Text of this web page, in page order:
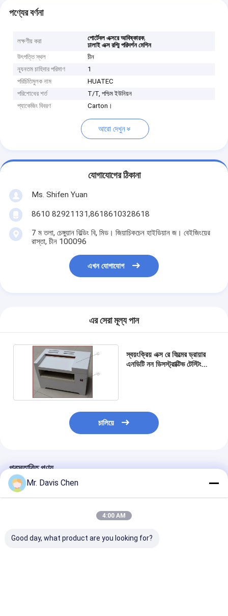
পণ্যের বর্ণনা
লক্ষণীয় করা পোর্টেবল এক্সরে আবিষ্কারক,
ঢালাই এক্স রশ্মি পরিদর্শন মেশিন
উৎপত্তি স্থল
চীন
ন্যূনতম চাহিদার পরিমাণ
1
পরিচিতিমুলক নাম
HUATEC
পরিশোধের শর্ত
T/T, পশ্চিম ইউনিয়ন
প্যাকেজিং বিবরণ
Carton।
আরো দেখুন
যোগাযোগের ঠিকানা
Ms. Shifen Yuan
8610 82921131,8618610328618
7 ম তলা, চেঙ্গুয়ান বিল্ডিং বি, মিড। জিয়াচিকচেন হাইডিয়ান জ। বেইজিংয়ের
রাস্তা, চীন 100096
এখন যোগাযোগ
এর সেরা মূল্য পান
স্বয়ংক্রিয় এক্স রে ফিল্মের ড্রায়ার
এনডিটি নন ডিসস্ট্রাক্টিভ টেস্টিং
চালিয়ে
প্রস্তাবিত পণ্য
Mr. Davis Chen
4:00 AM
Good day, what product are you looking for?